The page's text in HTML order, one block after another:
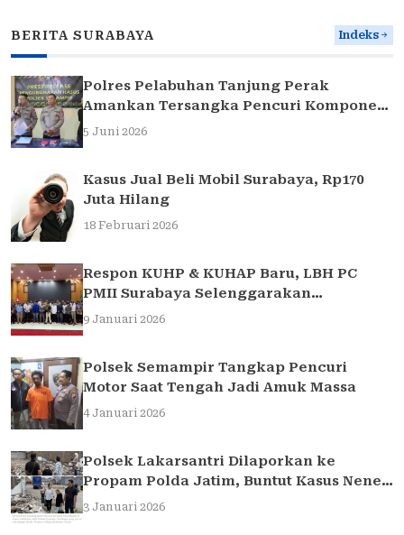
BERITA SURABAYA Indeks
Polres Pelabuhan Tanjung Perak
Amankan Tersangka Pencuri Komponen
Traffic Light di Surabaya
5 Juni 2026
Kasus Jual Beli Mobil Surabaya, Rp170
Juta Hilang
18 Februari 2026
Respon KUHP & KUHAP Baru, LBH PC
PMII Surabaya Selenggarakan
Sarasehan Hukum
9 Januari 2026
Polsek Semampir Tangkap Pencuri
Motor Saat Tengah Jadi Amuk Massa
4 Januari 2026
Polsek Lakarsantri Dilaporkan ke
Propam Polda Jatim, Buntut Kasus Nenek
Elina
3 Januari 2026